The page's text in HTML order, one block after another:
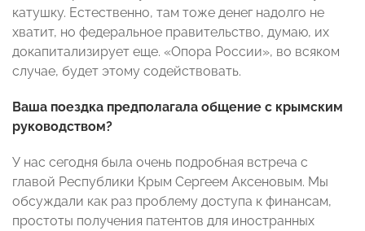
катушку. Естественно, там тоже денег надолго не
хватит, но федеральное правительство, думаю, их
докапитализирует еще. «Опора России», во всяком
случае, будет этому содействовать.
Ваша поездка предполагала общение с крымским
руководством?
У нас сегодня была очень подробная встреча с
главой Республики Крым Сергеем Аксеновым. Мы
обсуждали как раз проблему доступа к финансам,
простоты получения патентов для иностранных